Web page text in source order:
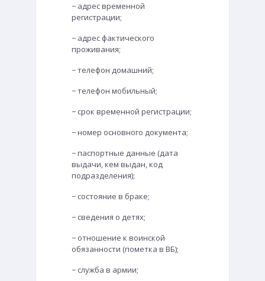
− адрес временной
регистрации;
− адрес фактического
проживания;
− телефон домашний;
− телефон мобильный;
− срок временной регистрации;
− номер основного документа;
− паспортные данные (дата
выдачи, кем выдан, код
подразделения);
− состояние в браке;
− сведения о детях;
− отношение к воинской
обязанности (пометка в ВБ);
− служба в армии;